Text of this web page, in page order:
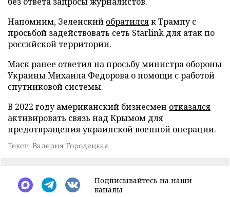
Напомним, Зеленский обратилсяк Трампу с
просьбой задействовать сеть Starlink для атак по
российской территории.
Маск ранее ответилна просьбу министра обороны
Украины Михаила Федорова о помощи с работой
спутниковой системы.
В 2022 году американский бизнесмен отказался
активировать связь над Крымом для
предотвращения украинской военной операции.
Текст: Валерия Городецкая
Подписывайтесь на наши
каналы